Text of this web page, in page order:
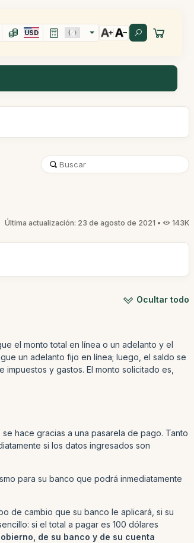
USD
Última actualización: 23 de agosto de 2021 • 143K
Ocultar todo
el monto total en línea o un adelanto y el
un adelanto fijo en línea; luego, el saldo se
y gastos. El monto solicitado es,
hace gracias a una pasarela de pago. Tanto
si los datos ingresados son
para su banco que podrá inmediatamente
de cambio que su banco le aplicará, si su
si el total a pagar es 100 dólares
de su banco y de su cuenta